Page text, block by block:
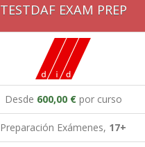
TESTDAF EXAM PREP
Desde 600,00 €por curso
Preparación Exámenes, 17+